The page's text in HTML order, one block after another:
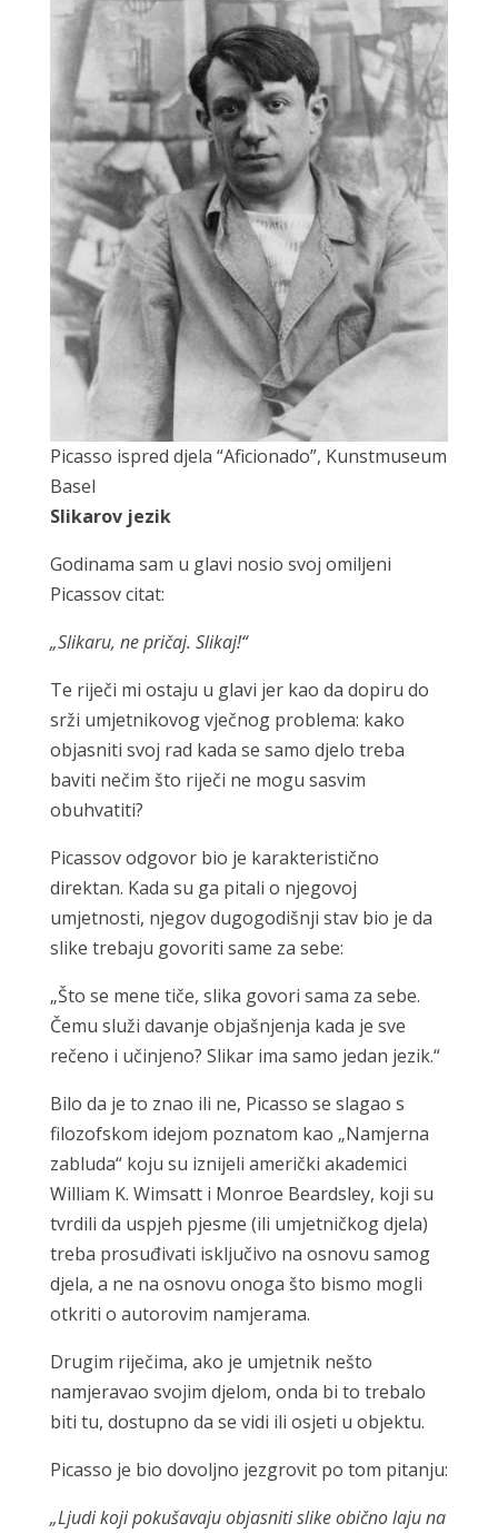
Picasso ispred djela “Aficionado”, Kunstmuseum
Basel
Slikarov jezik
Godinama sam u glavi nosio svoj omiljeni
Picassov citat:
„Slikaru, ne pričaj. Slikaj!“
Te riječi mi ostaju u glavi jer kao da dopiru do
srži umjetnikovog vječnog problema: kako
objasniti svoj rad kada se samo djelo treba
baviti nečim što riječi ne mogu sasvim
obuhvatiti?
Picassov odgovor bio je karakteristično
direktan. Kada su ga pitali o njegovoj
umjetnosti, njegov dugogodišnji stav bio je da
slike trebaju govoriti same za sebe:
„Što se mene tiče, slika govori sama za sebe.
Čemu služi davanje objašnjenja kada je sve
rečeno i učinjeno? Slikar ima samo jedan jezik.“
Bilo da je to znao ili ne, Picasso se slagao s
filozofskom idejom poznatom kao „Namjerna
zabluda“ koju su iznijeli američki akademici
William K. Wimsatt i Monroe Beardsley, koji su
tvrdili da uspjeh pjesme (ili umjetničkog djela)
treba prosuđivati ​​isključivo na osnovu samog
djela, a ne na osnovu onoga što bismo mogli
otkriti o autorovim namjerama.
Drugim riječima, ako je umjetnik nešto
namjeravao svojim djelom, onda bi to trebalo
biti tu, dostupno da se vidi ili osjeti u objektu.
Picasso je bio dovoljno jezgrovit po tom pitanju:
„Ljudi koji pokušavaju objasniti slike obično laju na